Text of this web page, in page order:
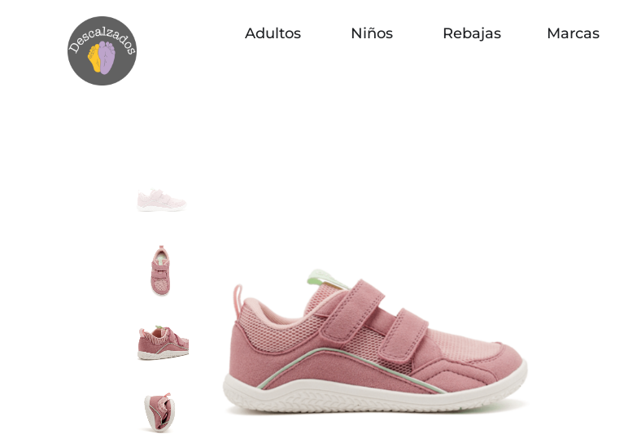
Adultos Niños Rebajas Marcas